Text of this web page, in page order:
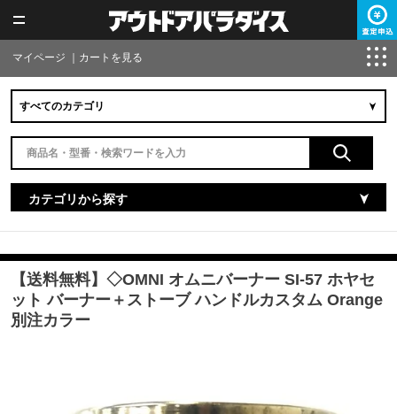
マイページ カートを見る
カテゴリから探す
【送料無料】◇OMNI オムニバーナー SI-57 ホヤセ
ット バーナー＋ストーブ ハンドルカスタム Orange
別注カラー